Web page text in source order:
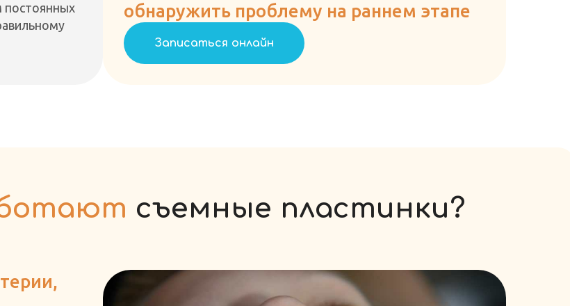
постоянных
обнаружить проблему на раннем этапе
Записаться онлайн
съемные пластинки?